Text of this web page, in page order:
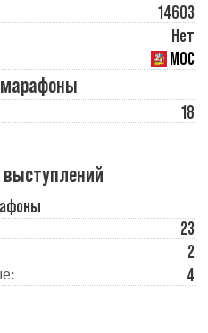
14603
Нет
МОС
18
23
2
4